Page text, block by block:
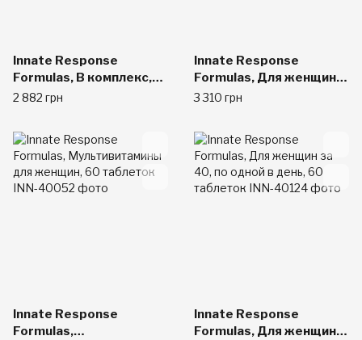
Innate Response
Formulas, В комплекс,
90 таблеток
2 882 грн
Innate Response
Formulas, Для женщин
за 40, 60 таблеток
3 310 грн
Innate Response
Formulas,
Innate Response
Formulas, Для женщин